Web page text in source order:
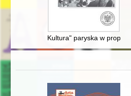
Kultura" paryska w